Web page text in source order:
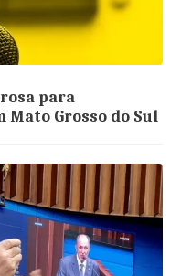
para
Mato Grosso do Sul